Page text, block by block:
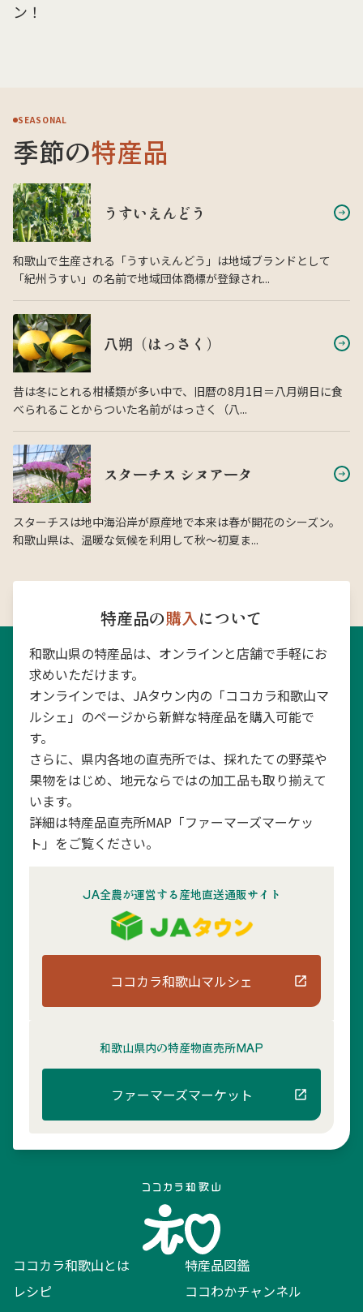
ン！
SEASONAL
季節の特産品
うすいえんどう
和歌山で生産される「うすいえんどう」は地域ブランドとして
「紀州うすい」の名前で地域団体商標が登録され...
八朔（はっさく）
昔は冬にとれる柑橘類が多い中で、旧暦の8月1日＝八月朔日に食
べられることからついた名前がはっさく（八...
スターチス シヌアータ
スターチスは地中海沿岸が原産地で本来は春が開花のシーズン。
和歌山県は、温暖な気候を利用して秋〜初夏ま...
特産品の購入について
和歌山県の特産品は、オンラインと店舗で手軽にお
求めいただけます。
オンラインでは、JAタウン内の「ココカラ和歌山マ
ルシェ」のページから新鮮な特産品を購入可能で
す。
さらに、県内各地の直売所では、採れたての野菜や
果物をはじめ、地元ならではの加工品も取り揃えて
います。
詳細は特産品直売所MAP「ファーマーズマーケッ
ト」をご覧ください。
JA全農が運営する産地直送通販サイト
ココカラ和歌山マルシェ
和歌山県内の特産物直売所MAP
ファーマーズマーケット
ココカラ和歌山とは
特産品図鑑
レシピ
ココわかチャンネル